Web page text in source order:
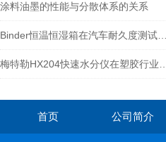
涂料油墨的性能与分散体系的关系
首页 公司简介